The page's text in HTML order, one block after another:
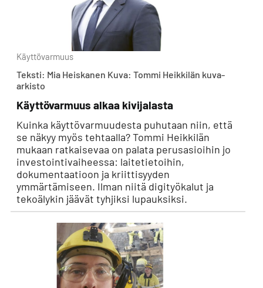
Käyttövarmuus
Teksti: Mia Heiskanen Kuva: Tommi Heikkilän kuva-
arkisto
Käyttövarmuus alkaa kivijalasta
Kuinka käyttövarmuudesta puhutaan niin, että
se näkyy myös tehtaalla? Tommi Heikkilän
mukaan ratkaisevaa on palata perusasioihin jo
investointivaiheessa: laitetietoihin,
dokumentaatioon ja kriittisyyden
ymmärtämiseen. Ilman niitä digityökalut ja
tekoälykin jäävät tyhjiksi lupauksiksi.